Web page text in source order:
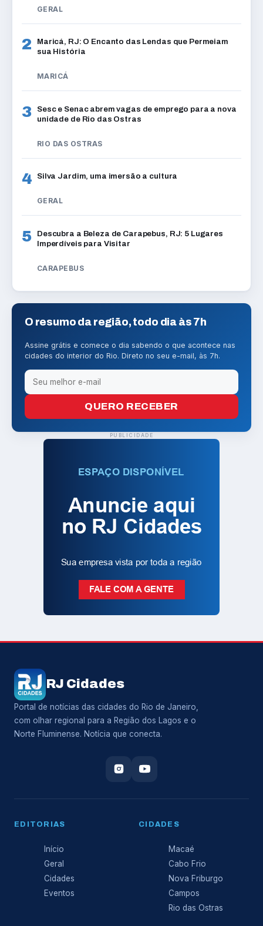
GERAL
2
Maricá, RJ: O Encanto das Lendas que Permeiam
sua História
MARICÁ
3
Sesc e Senac abrem vagas de emprego para a nova
unidade de Rio das Ostras
RIO DAS OSTRAS
4 Silva Jardim, uma imersão a cultura
GERAL
5
Descubra a Beleza de Carapebus, RJ: 5 Lugares
Imperdíveis para Visitar
CARAPEBUS
O resumo da região, todo dia às 7h
Assine grátis e comece o dia sabendo o que acontece nas
cidades do interior do Rio. Direto no seu e-mail, às 7h.
QUERO RECEBER
PUBLICIDADE
RJ Cidades
Portal de notícias das cidades do Rio de Janeiro,
com olhar regional para a Região dos Lagos e o
Norte Fluminense. Notícia que conecta.
EDITORIAS
Início
Geral
Cidades
Eventos
CIDADES
Macaé
Cabo Frio
Nova Friburgo
Campos
Rio das Ostras